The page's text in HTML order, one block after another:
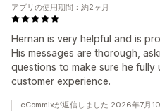
Hernan is very helpful and is
His messages are thorough,
questions to make sure he fully
customer experience.
アプリの使用期間：約2ヶ月
eCommixが返信しました 2026年7月